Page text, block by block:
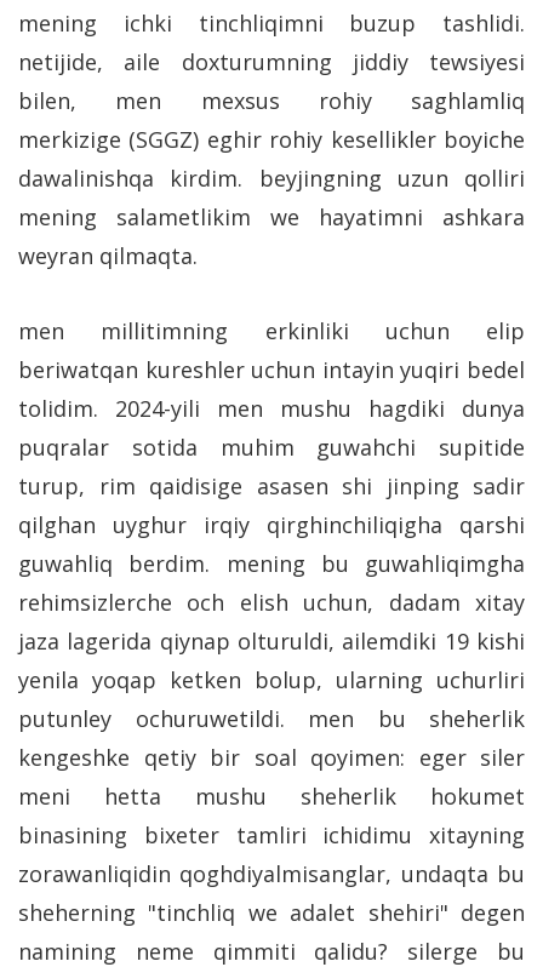
mening ichki tinchliqimni buzup tashlidi.
netijide, aile doxturumning jiddiy tewsiyesi
bilen, men mexsus rohiy saghlamliq
merkizige (SGGZ) eghir rohiy kesellikler boyiche
dawalinishqa kirdim. beyjingning uzun qolliri
mening salametlikim we hayatimni ashkara
weyran qilmaqta.
men millitimning erkinliki uchun elip
beriwatqan kureshler uchun intayin yuqiri bedel
tolidim. 2024-yili men mushu hagdiki dunya
puqralar sotida muhim guwahchi supitide
turup, rim qaidisige asasen shi jinping sadir
qilghan uyghur irqiy qirghinchiliqigha qarshi
guwahliq berdim. mening bu guwahliqimgha
rehimsizlerche och elish uchun, dadam xitay
jaza lagerida qiynap olturuldi, ailemdiki 19 kishi
yenila yoqap ketken bolup, ularning uchurliri
putunley ochuruwetildi. men bu sheherlik
kengeshke qetiy bir soal qoyimen: eger siler
meni hetta mushu sheherlik hokumet
binasining bixeter tamliri ichidimu xitayning
zorawanliqidin qoghdiyalmisanglar, undaqta bu
sheherning "tinchliq we adalet shehiri" degen
namining neme qimmiti qalidu? silerge bu